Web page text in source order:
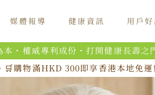
媒體報導 健康資訊 用戶
本・權威專利成份・打開健康長壽之
購物滿HKD 300即享香港本地免